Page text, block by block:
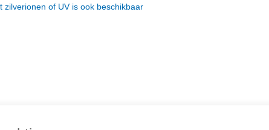
zilverionen of UV is ook beschikbaar